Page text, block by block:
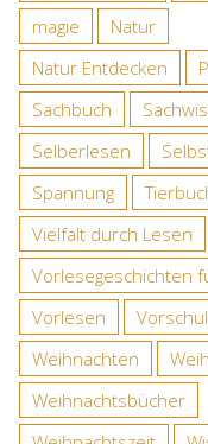
magie
Natur
Natur Entdecken
Sachbuch
Selberlesen
Spannung
Vielfalt durch Lesen
Vorlesegeschichten
Vorlesen
Weihnachten
Weihnachtsbücher